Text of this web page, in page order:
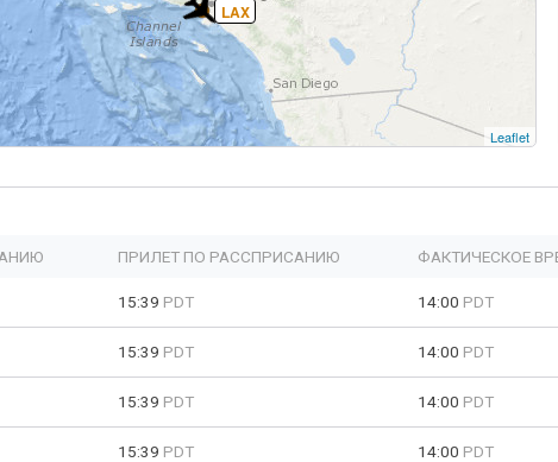
LAX
Leaflet
ПРИЛЕТ ПО РАССПРИСАНИЮ ФАКТИЧЕСКОЕ
15:39 PDT 14:00 PDT
15:39 PDT 14:00 PDT
15:39 PDT 14:00 PDT
15:39 PDT 14:00 PDT